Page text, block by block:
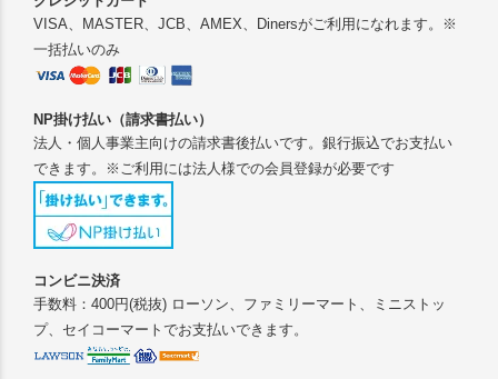
VISA、MASTER、JCB、AMEX、Dinersがご利用になれます。※
一括払いのみ
NP掛け払い（請求書払い）
法人・個人事業主向けの請求書後払いです。銀行振込でお支払い
できます。※ご利用には法人様での会員登録が必要です
コンビニ決済
手数料：400円(税抜) ローソン、ファミリーマート、ミニストッ
プ、セイコーマートでお支払いできます。